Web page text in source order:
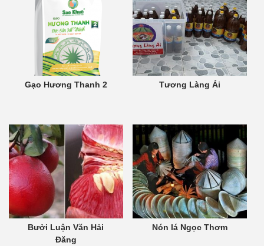
Gạo Hương Thanh 2 Tương Làng Ái
Bưởi Luận Văn Hải
Đăng
Nón lá Ngọc Thơm